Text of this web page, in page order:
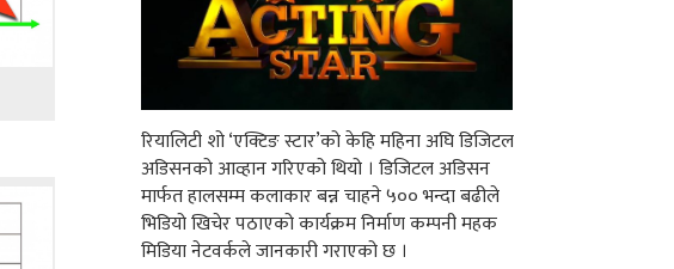
रियालिटी शो ‘एक्टिङ स्टार’को केहि महिना अघि डिजिटल
अडिसनको आव्हान गरिएको थियो । डिजिटल अडिसन
मार्फत हालसम्म कलाकार बन्न चाहने ५०० भन्दा बढीले
भिडियो खिचेर पठाएको कार्यक्रम निर्माण कम्पनी महक
मिडिया नेटवर्कले जानकारी गराएको छ ।